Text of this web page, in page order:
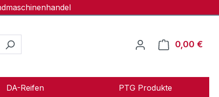
0,00 €
DA-Reifen PTG Produkte